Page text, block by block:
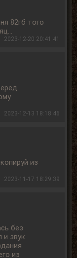
82гб того
2023-12-20 20:41:41
2023-12-13 18:18:46
из
2023-11-17 18:29:39
без
и звук
из